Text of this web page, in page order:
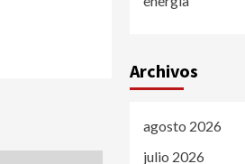
Archivos
agosto 2026
julio 2026